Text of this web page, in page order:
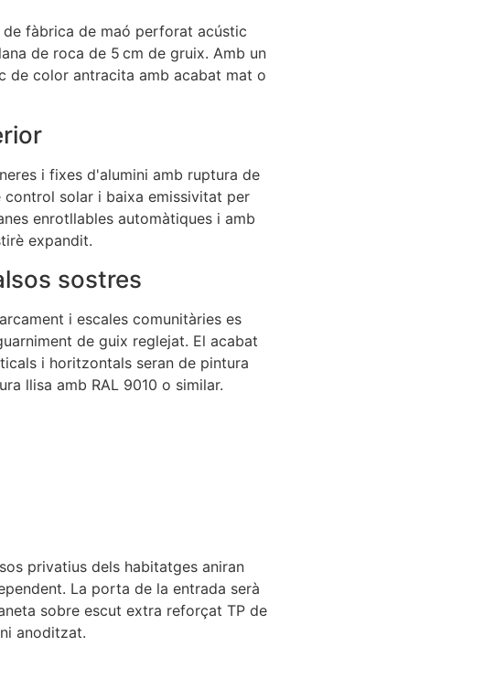
fàbrica de maó perforat acústic
de roca de 5 cm de gruix. Amb un
de color antracita amb acabat mat o
i fixes d'alumini amb ruptura de
solar i baixa emissivitat per
enrotllables automàtiques i amb
expandit.
sostres
i escales comunitàries es
de guix reglejat. El acabat
i horitzontals seran de pintura
llisa amb RAL 9010 o similar.
privatius dels habitatges aniran
La porta de la entrada serà
sobre escut extra reforçat TP de
anoditzat.